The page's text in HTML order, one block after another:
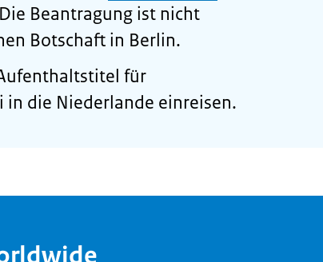
Beantragung ist nicht
Botschaft in Berlin.
für
die Niederlande einreisen.